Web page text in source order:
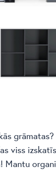
grāmatas?
viss
Mantu